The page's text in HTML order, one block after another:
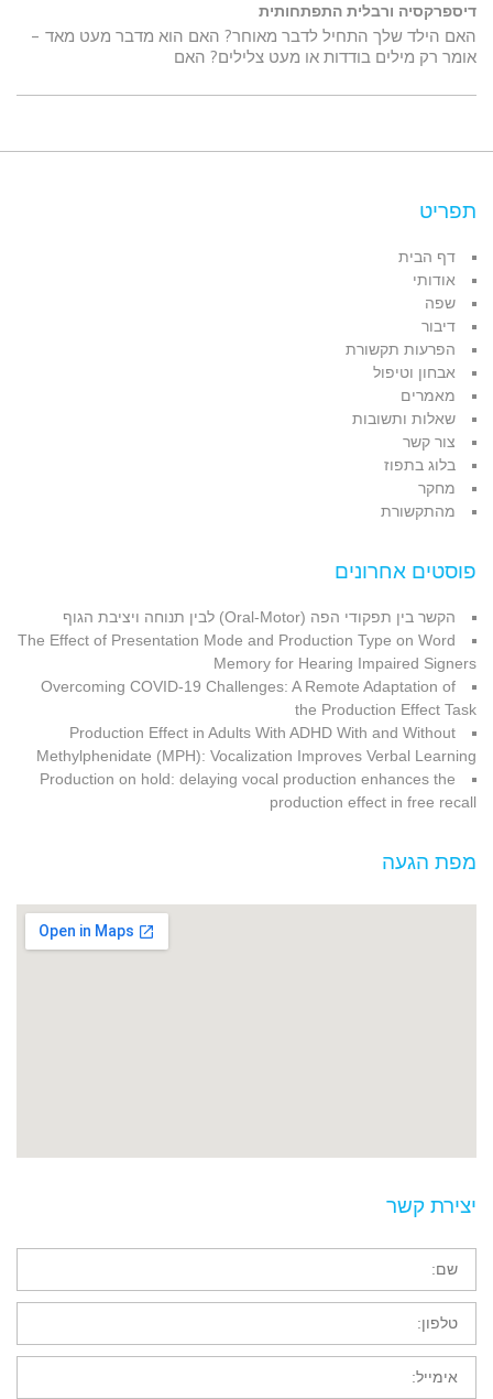
דיספרקסיה ורבלית התפתחותית
האם הילד שלך התחיל לדבר מאוחר? האם הוא מדבר מעט מאד –
אומר רק מילים בודדות או מעט צלילים? האם
תפריט
דף הבית
אודותי
שפה
דיבור
הפרעות תקשורת
אבחון וטיפול
מאמרים
שאלות ותשובות
צור קשר
בלוג בתפוז
מחקר
מהתקשורת
פוסטים אחרונים
הקשר בין תפקודי הפה (Oral-Motor) לבין תנוחה ויציבת הגוף
The Effect of Presentation Mode and Production Type on Word
Memory for Hearing Impaired Signers
Overcoming COVID-19 Challenges: A Remote Adaptation of
the Production Effect Task
Production Effect in Adults With ADHD With and Without
Methylphenidate (MPH): Vocalization Improves Verbal Learning
Production on hold: delaying vocal production enhances the
production effect in free recall
מפת הגעה
יצירת קשר
שם
טלפון
אימייל